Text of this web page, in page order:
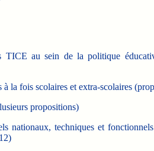
au sein de la politique
la fois scolaires et extra-scolaires
propositions)
nationaux, techniques et